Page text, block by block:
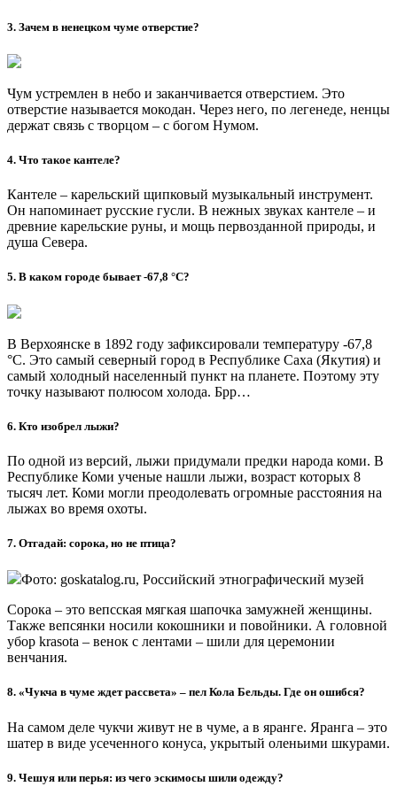
О главном
Люди
Арктика Культура и быт
Все о людях Арктики
Нуналихтак – хозяин земли
Интервью с кинорежиссером Алексеем Вахрушевым
Наше поле – море
Интервью с помором Федором Поповым
Арктика Смотреть все
Крыша мира